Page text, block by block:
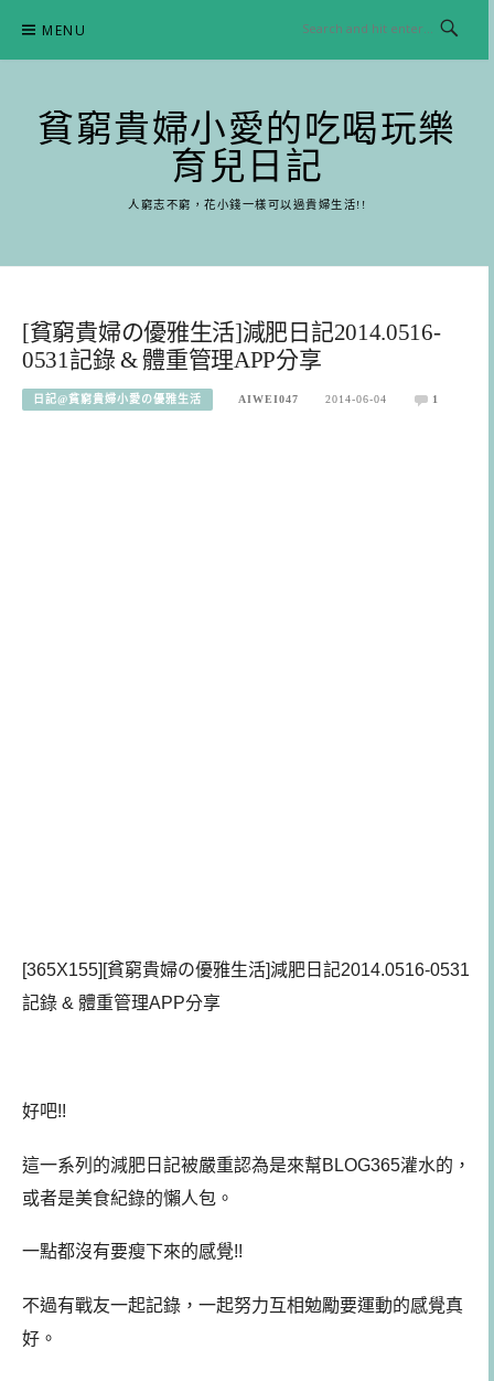
content
MENU
貧窮貴婦小愛的吃喝玩樂
育兒日記
人窮志不窮，花小錢一樣可以過貴婦生活!!
[貧窮貴婦の優雅生活]減肥日記2014.0516-
0531記錄 & 體重管理APP分享
日記@貧窮貴婦小愛の優雅生活 AIWEI047 2014-06-04 1
[365X155][貧窮貴婦の優雅生活]減肥日記2014.0516-0531
記錄 & 體重管理APP分享
好吧!!
這一系列的減肥日記被嚴重認為是來幫BLOG365灌水的，
或者是美食紀錄的懶人包。
一點都沒有要瘦下來的感覺!!
不過有戰友一起記錄，一起努力互相勉勵要運動的感覺真
好。